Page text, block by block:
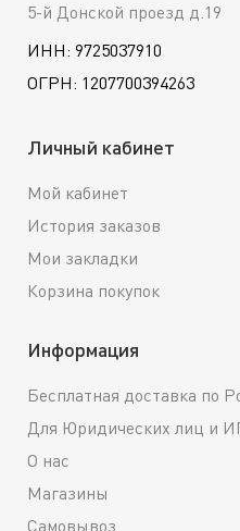
5-й Донской проезд д.19
ИНН: 9725037910
ОГРН: 1207700394263
Личный кабинет
Мой кабинет
История заказов
Мои закладки
Корзина покупок
Информация
Бесплатная доставка по
Для Юридических лиц и
О нас
Магазины
Самовывоз